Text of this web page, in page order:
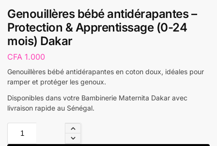
Genouillères bébé antidérapantes –
Protection & Apprentissage (0-24
mois) Dakar
CFA 1.000
Genouillères bébé antidérapantes en coton doux, idéales pour
ramper et protéger les genoux.
Disponibles dans votre Bambinerie Maternita Dakar avec
livraison rapide au Sénégal.